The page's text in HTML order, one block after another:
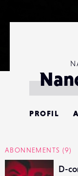
PROFIL
ABONNEMENTS (9)
D-